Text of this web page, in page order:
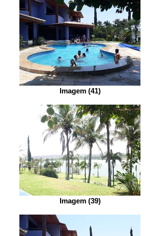
Imagem (41)
Imagem (39)